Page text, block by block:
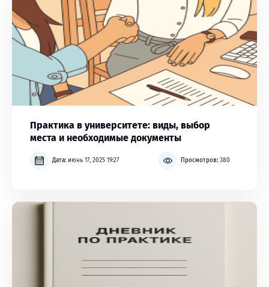
Практика в университете: виды, выбор
места и необходимые документы
Дата: июнь 17, 2025 19:27 Просмотров: 380